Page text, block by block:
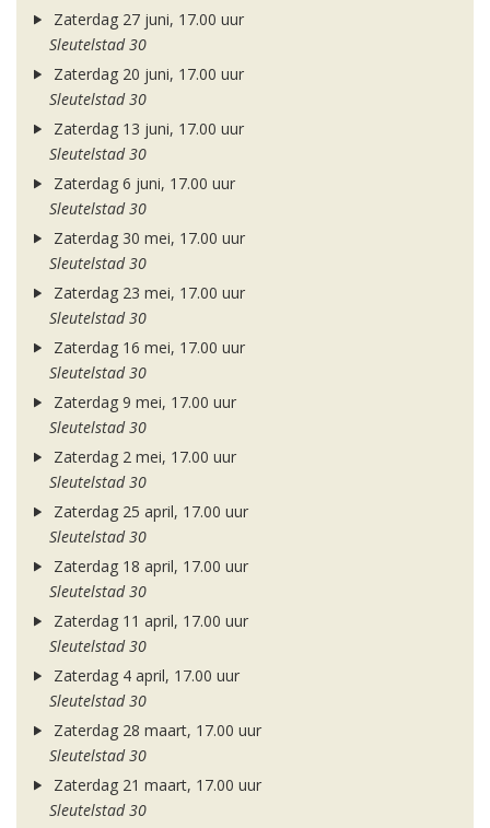
Zaterdag 27 juni, 17.00 uur
Sleutelstad 30
Zaterdag 20 juni, 17.00 uur
Sleutelstad 30
Zaterdag 13 juni, 17.00 uur
Sleutelstad 30
Zaterdag 6 juni, 17.00 uur
Sleutelstad 30
Zaterdag 30 mei, 17.00 uur
Sleutelstad 30
Zaterdag 23 mei, 17.00 uur
Sleutelstad 30
Zaterdag 16 mei, 17.00 uur
Sleutelstad 30
Zaterdag 9 mei, 17.00 uur
Sleutelstad 30
Zaterdag 2 mei, 17.00 uur
Sleutelstad 30
Zaterdag 25 april, 17.00 uur
Sleutelstad 30
Zaterdag 18 april, 17.00 uur
Sleutelstad 30
Zaterdag 11 april, 17.00 uur
Sleutelstad 30
Zaterdag 4 april, 17.00 uur
Sleutelstad 30
Zaterdag 28 maart, 17.00 uur
Sleutelstad 30
Zaterdag 21 maart, 17.00 uur
Sleutelstad 30